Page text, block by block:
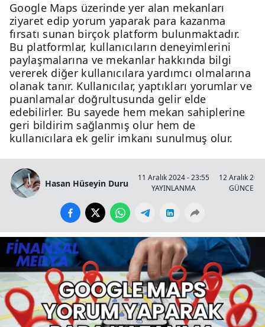
Google Maps üzerinde yer alan mekanları
ziyaret edip yorum yaparak para kazanma
fırsatı sunan birçok platform bulunmaktadır.
Bu platformlar, kullanıcıların deneyimlerini
paylaşmalarına ve mekanlar hakkında bilgi
vererek diğer kullanıcılara yardımcı olmalarına
olanak tanır. Kullanıcılar, yaptıkları yorumlar ve
puanlamalar doğrultusunda gelir elde
edebilirler. Bu sayede hem mekan sahiplerine
geri bildirim sağlanmış olur hem de
kullanıcılara ek gelir imkanı sunulmuş olur.
Hasan Hüseyin Duru
11 Aralık 2024 - 23:55
YAYINLANMA
12 Aralık